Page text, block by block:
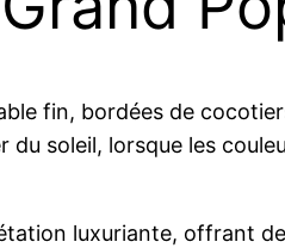
fin, bordées de
soleil, lorsque les
luxuriante, offrant